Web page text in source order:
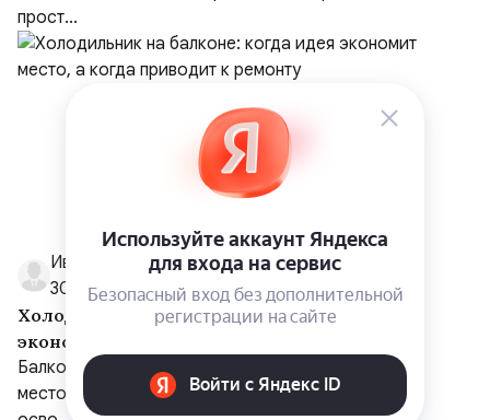
прост...
Иван Умнов
30 июля
Холодильник на балконе: когда идея
экономит место, а когда приводит к
ремонту
Балкон часто кажется идеальным запасным
местом для холодильника: розетка рядом, кухня